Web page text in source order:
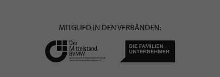
MITGLIED IN DEN VERBÄNDEN: